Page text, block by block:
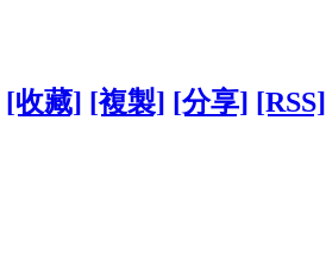
[收藏] [複製] [分享] [RSS]